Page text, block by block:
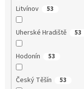
Litvínov 53
Uherské Hradiště 53
Hodonín 53
Český Těšín 53